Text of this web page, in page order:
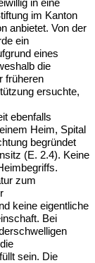
in eine
im Kanton
anbietet. Von der
ein
eines
die
früheren
ersuchte,
ebenfalls
Heim, Spital
begründet
(E. 2.4). Keine
zum
keine eigentliche
Bei
sein. Die